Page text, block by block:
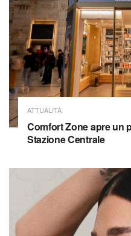
ATTUALITÀ
Comfort Zone apre un
Stazione Centrale